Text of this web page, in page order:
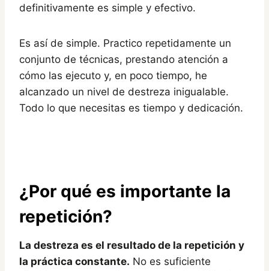
definitivamente es simple y efectivo.
Es así de simple. Practico repetidamente un
conjunto de técnicas, prestando atención a
cómo las ejecuto y, en poco tiempo, he
alcanzado un nivel de destreza inigualable.
Todo lo que necesitas es tiempo y dedicación.
¿Por qué es importante la
repetición?
La destreza es el resultado de la repetición y
la práctica constante. No es suficiente